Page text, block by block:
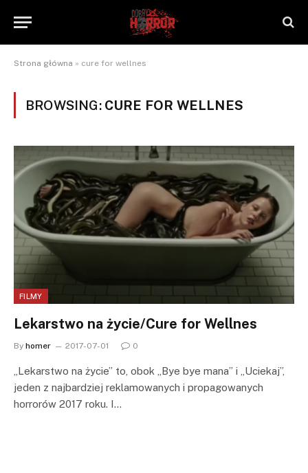
Strona główna » cure for wellnes
BROWSING: CURE FOR WELLNES
FILMY
Lekarstwo na życie/Cure for Wellnes
By homer 2017-07-01 0
„Lekarstwo na życie” to, obok „Bye bye mana” i „Uciekaj”,
jeden z najbardziej reklamowanych i propagowanych
horrorów 2017 roku. I…